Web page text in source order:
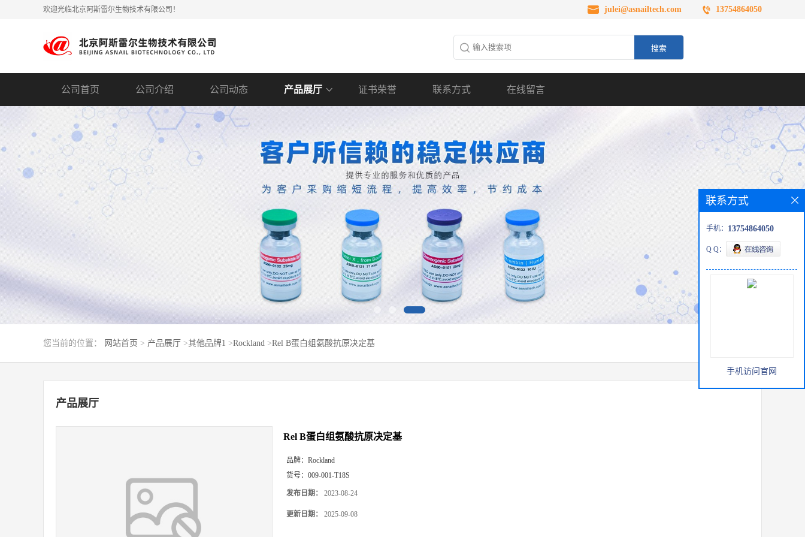
欢迎光临北京阿斯雷尔生物技术有限公司！ julei@asnailtech.com 13754864050
公司首页 公司介绍 公司动态 产品展厅 证书荣誉 联系方式 在线留言
您当前的位置： 网站首页 > 产品展厅 >其他品牌1 >Rockland >Rel B蛋白组氨酸抗原决定基
产品展厅
Rel B蛋白组氨酸抗原决定基
品牌： Rockland
货号： 009-001-T18S
发布日期： 2023-08-24
更新日期： 2025-09-08
联系方式
手机： 13754864050
Q Q：
手机访问官网